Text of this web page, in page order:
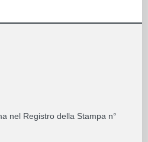
nel Registro della Stampa n°